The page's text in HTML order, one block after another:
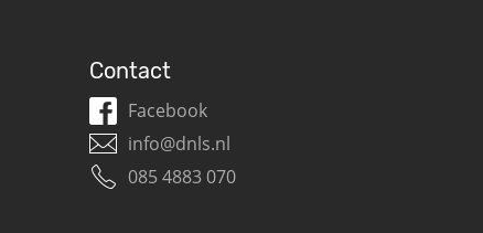
Contact
Facebook
info@dnls.nl
085 4883 070